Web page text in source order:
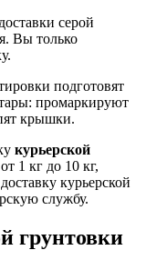
серой
Вы только
подготовят
промаркируют
крышки.
курьерской
1 кг до 10 кг,
курьерской
службу.
грунтовки